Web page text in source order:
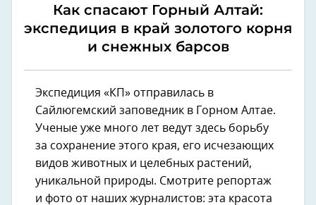
Как спасают Горный Алтай:
экспедиция в край золотого корня
и снежных барсов
Экспедиция «КП» отправилась в
Сайлюгемский заповедник в Горном Алтае.
Ученые уже много лет ведут здесь борьбу
за сохранение этого края, его исчезающих
видов животных и целебных растений,
уникальной природы. Смотрите репортаж
и фото от наших журналистов: эта красота